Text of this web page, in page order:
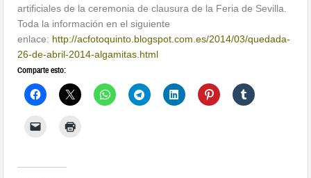
artificiales de la ceremonia de clausura de la Feria de Sevilla.
Toda la información en el siguiente
enlace: http://acfotoquinto.blogspot.com.es/2014/03/quedada-
26-de-abril-2014-algamitas.html
Comparte esto: